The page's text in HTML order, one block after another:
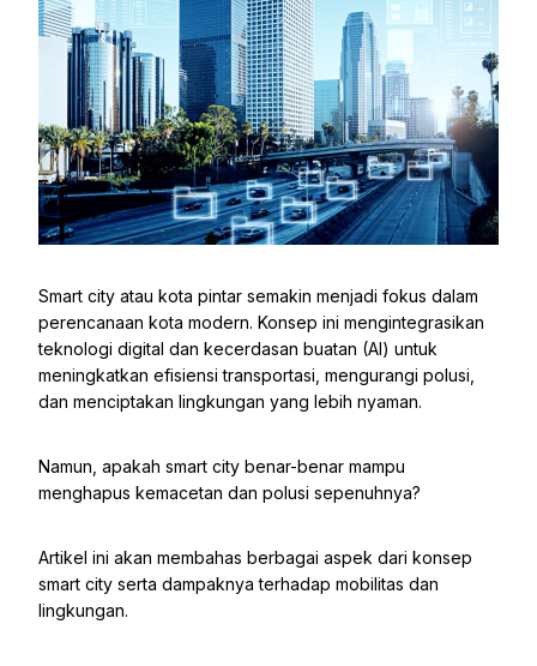
Smart city atau kota pintar semakin menjadi fokus dalam
perencanaan kota modern. Konsep ini mengintegrasikan
teknologi digital dan kecerdasan buatan (AI) untuk
meningkatkan efisiensi transportasi, mengurangi polusi,
dan menciptakan lingkungan yang lebih nyaman.
Namun, apakah smart city benar-benar mampu
menghapus kemacetan dan polusi sepenuhnya?
Artikel ini akan membahas berbagai aspek dari konsep
smart city serta dampaknya terhadap mobilitas dan
lingkungan.